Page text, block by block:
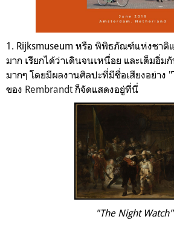
1. Rijksmuseum หรือ พิพิธภัณฑ์แห่งชาติ
มาก เรียกได้ว่าเดินจนเหนื่อย และเต็มอิ่
มากๆ โดยมีผลงานศิลปะที่มีชื่อเสียงอย่าง
ของ Rembrandt ก็จัดแสดงอยู่ที่นี่
"The Night Watch"